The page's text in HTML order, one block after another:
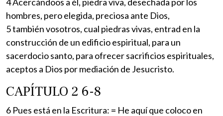
hombres, pero elegida, preciosa ante Dios,
5 también vosotros, cual piedras vivas, entrad en la
construcción de un edificio espiritual, para un
sacerdocio santo, para ofrecer sacrificios espirituales,
aceptos a Dios por mediación de Jesucristo.
CAPÍTULO 2 6-8
6 Pues está en la Escritura: = He aquí que coloco en